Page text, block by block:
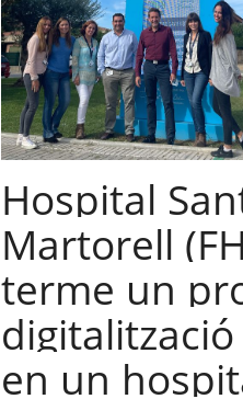
Hospital
Martorell
terme un
en un